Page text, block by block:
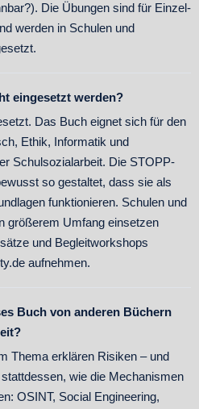
Die Übungen sind für Einzel-
werden in Schulen und
eingesetzt werden?
Das Buch eignet sich für den
Ethik, Informatik und
Schulsozialarbeit. Die STOPP-
so gestaltet, dass sie als
funktionieren. Schulen und
größerem Umfang einsetzen
und Begleitworkshops
aufnehmen.
Buch von anderen Büchern
Thema erklären Risiken – und
wie die Mechanismen
OSINT, Social Engineering,